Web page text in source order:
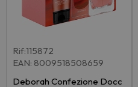
Rif:115872
EAN: 8009518508659
Deborah Confezione Docc